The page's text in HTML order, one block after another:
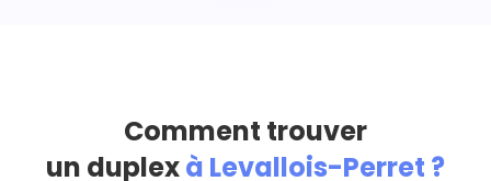
Comment trouver
un duplexà Levallois-Perret ?